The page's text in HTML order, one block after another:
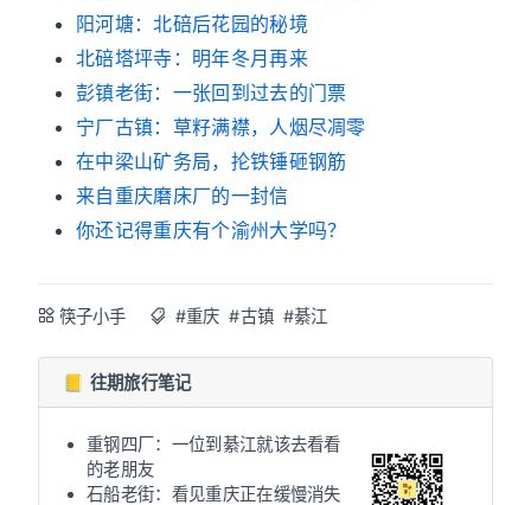
阳河塘：北碚后花园的秘境
北碚塔坪寺：明年冬月再来
彭镇老街：一张回到过去的门票
宁厂古镇：草籽满襟，人烟尽凋零
在中梁山矿务局，抡铁锤砸钢筋
来自重庆磨床厂的一封信
你还记得重庆有个渝州大学吗？
筷子小手 #重庆 #古镇 #綦江
📒 往期旅行笔记
重钢四厂：一位到綦江就该去看看
的老朋友
石船老街：看见重庆正在缓慢消失